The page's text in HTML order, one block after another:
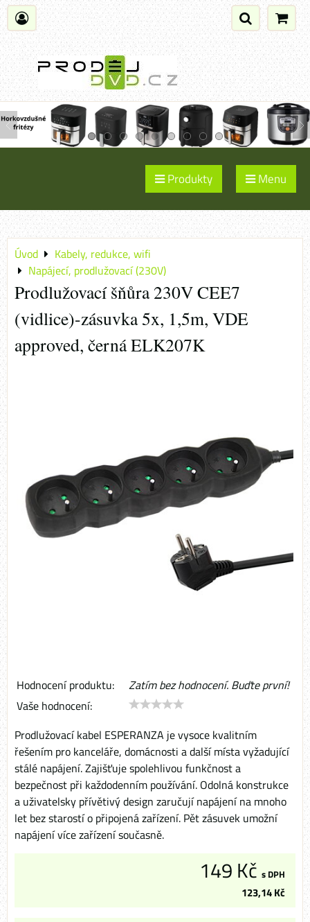
Produkty Menu
Úvod
Kabely, redukce, wifi
Napájecí, prodlužovací (230V)
Prodlužovací šňůra 230V CEE7
(vidlice)-zásuvka 5x, 1,5m, VDE
approved, černá ELK207K
Hodnocení produktu:
Zatím bez hodnocení. Buďte první!
Vaše hodnocení:
Prodlužovací kabel ESPERANZA je vysoce kvalitním
řešením pro kanceláře, domácnosti a další místa vyžadující
stálé napájení. Zajišťuje spolehlivou funkčnost a
bezpečnost při každodenním používání. Odolná konstrukce
a uživatelsky přívětivý design zaručují napájení na mnoho
let bez starostí o připojená zařízení. Pět zásuvek umožní
napájení více zařízení současně.
149 Kč s DPH
123,14 Kč